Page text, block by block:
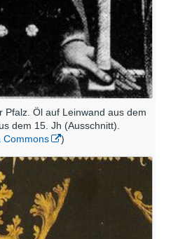
Pfalz. Öl auf Leinwand aus dem
dem 15. Jh (Ausschnitt).
Commons )